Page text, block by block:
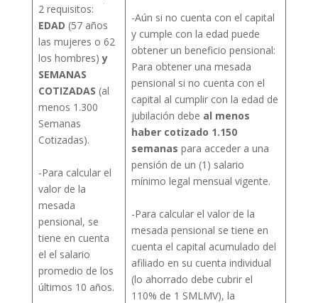
2 requisitos:
EDAD (57 años
las mujeres o 62
los hombres)y
SEMANAS
COTIZADAS (al
menos 1.300
Semanas
Cotizadas).
-Para calcular el
valor de la
mesada
pensional, se
tiene en cuenta
el el salario
promedio de los
últimos 10 años.
-Aún si no cuenta con el capital
y cumple con la edad puede
obtener un beneficio pensional:
Para obtener una mesada
pensional si no cuenta con el
capital al cumplir con la edad de
jubilación debe al menos
haber cotizado 1.150
semanas para acceder a una
pensión de un (1) salario
mínimo legal mensual vigente.
-Para calcular el valor de la
mesada pensional se tiene en
cuenta el capital acumulado del
afiliado en su cuenta individual
(lo ahorrado debe cubrir el
110% de 1 SMLMV), la